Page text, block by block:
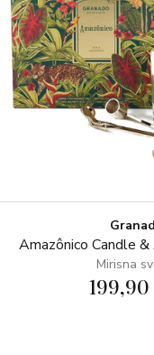
Amazônico Candle
Mirisna